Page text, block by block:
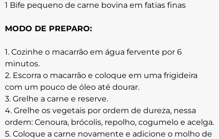
1 Bife pequeno de carne bovina em fatias finas
MODO DE PREPARO:
1. Cozinhe o macarrão em água fervente por 6
minutos.
2. Escorra o macarrão e coloque em uma frigideira
com um pouco de óleo até dourar.
3. Grelhe a carne e reserve.
4. Grelhe os vegetais por ordem de dureza, nessa
ordem: Cenoura, brócolis, repolho, cogumelo e acelga.
5. Coloque a carne novamente e adicione o molho de